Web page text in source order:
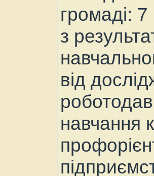
громаді: 7
з
від
навчання